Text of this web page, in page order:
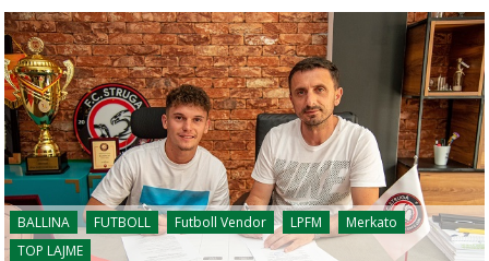
BALLINA FUTBOLL Futboll Vendor LPFM
Merkato
TOP LAJME